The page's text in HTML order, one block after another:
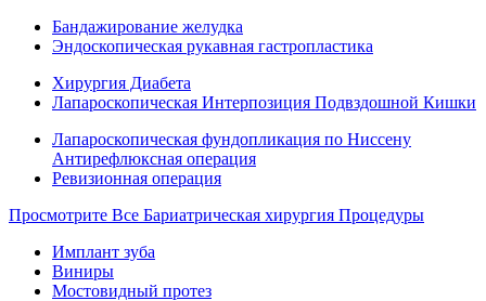
Бандажирование желудка
Эндоскопическая рукавная гастропластика
Хирургия Диабета
Лапароскопическая Интерпозиция Подвздошной Кишки
Лапароскопическая фундопликация по Ниссену
Антирефлюксная операция
Ревизионная операция
Просмотрите Все Бариатрическая хирургия Процедуры
Имплант зуба
Виниры
Мостовидный протез